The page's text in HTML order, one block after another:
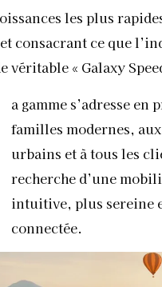
les plus
consacrant ce que
véritable « Galaxy
a gamme s’adresse en
familles modernes,
urbains et à tous les
recherche d’une
intuitive, plus sereine
connectée.